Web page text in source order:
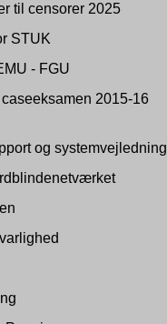
til censorer 2025
STUK
- FGU
2015-16
og systemvejledning